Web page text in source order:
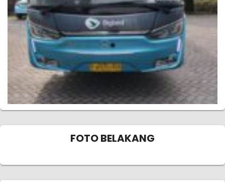
FOTO BELAKANG